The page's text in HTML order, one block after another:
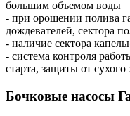
большим объемом воды
- при орошении полива
дождевателей, сектора
- наличие сектора
- система контроля
старта, защиты от сухого
Бочковые насосы